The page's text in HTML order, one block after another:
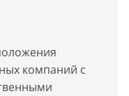
компаний с